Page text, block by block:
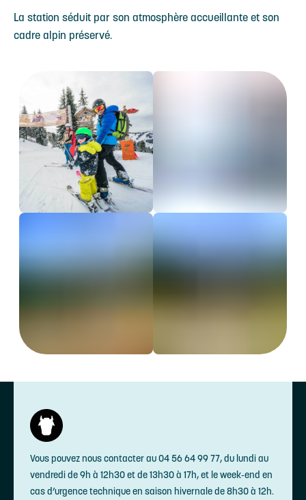
La station séduit par son atmosphère accueillante et son
cadre alpin préservé.
Vous pouvez nous contacter au 04 56 64 99 77, du lundi au
vendredi de 9h à 12h30 et de 13h30 à 17h, et le week-end en
cas d’urgence technique en saison hivernale de 8h30 à 12h.